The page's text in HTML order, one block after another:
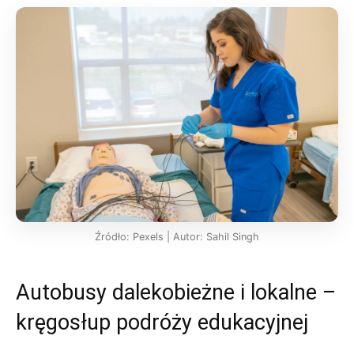
Źródło: Pexels | Autor: Sahil Singh
Autobusy dalekobieżne i lokalne –
kręgosłup podróży edukacyjnej